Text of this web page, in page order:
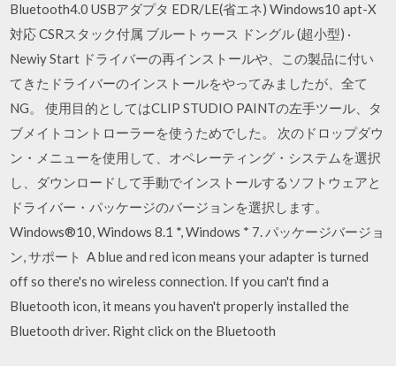
Bluetooth4.0 USBアダプタ EDR/LE(省エネ) Windows10 apt-X
対応 CSRスタック付属 ブルートゥース ドングル (超小型) ·
Newiy Start ドライバーの再インストールや、この製品に付い
てきたドライバーのインストールをやってみましたが、全て
NG。 使用目的としてはCLIP STUDIO PAINTの左手ツール、タ
ブメイトコントローラーを使うためでした。 次のドロップダウ
ン・メニューを使用して、オペレーティング・システムを選択
し、ダウンロードして手動でインストールするソフトウェアと
ドライバー・パッケージのバージョンを選択します。
Windows®10, Windows 8.1 *, Windows * 7. パッケージバージョ
ン, サポート A blue and red icon means your adapter is turned
off so there's no wireless connection. If you can't find a
Bluetooth icon, it means you haven't properly installed the
Bluetooth driver. Right click on the Bluetooth